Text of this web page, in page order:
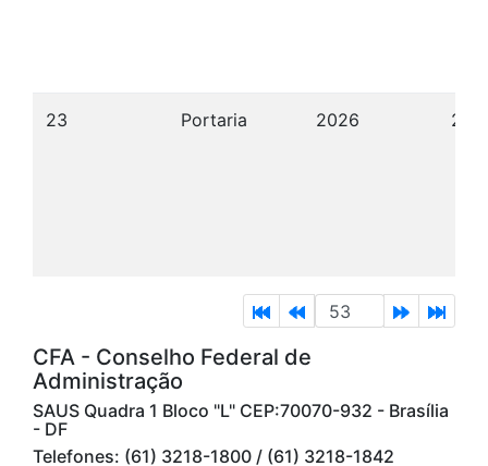
23 Portaria 2026 23/
CFA - Conselho Federal de
Administração
SAUS Quadra 1 Bloco "L" CEP:70070-932 - Brasília
- DF
Telefones: (61) 3218-1800 / (61) 3218-1842